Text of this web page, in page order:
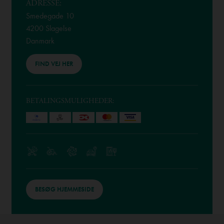
ADRESSE:
Smedegade 10
4200 Slagelse
Danmark
FIND VEJ HER
BETALINGSMULIGHEDER:
BESØG HJEMMESIDE